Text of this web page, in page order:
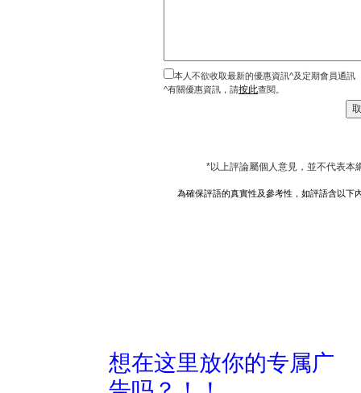
本人不欲收取最新的優惠資訊^及定期會員通訊
^有關優惠資訊，請按此查閱。
*以上評論屬個人意見，並不代表本
為確保評語的真實性及參考性，如評語含以下